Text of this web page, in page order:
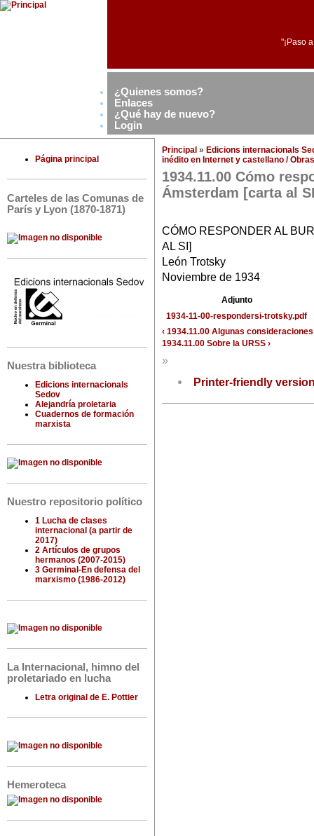
"¡Paso
¿Quienes somos?
Enlaces
¿Qué hay de nuevo?
Login
Página principal
Carteles de las Comunas de
París y Lyon (1870-1871)
Nuestra biblioteca
Edicions internacionals
Sedov
Alejandría proletaria
Cuadernos de formación
marxista
Nuestro repositorio político
1 Lucha de clases
internacional (a partir de
2017)
2 Artículos de grupos
hermanos (2007-2015)
3 Germinal-En defensa del
marxismo (1986-2012)
La Internacional, himno del
proletariado en lucha
Letra original de E. Pottier
Hemeroteca
Principal » Edicions internacionals
inédito en Internet y castellano /
1934.11.00 Cómo
Ámsterdam [carta al
CÓMO RESPONDER AL
AL SI]
León Trotsky
Noviembre de 1934
Adjunto
1934-11-00-respondersi-trotsky.pdf
‹ 1934.11.00 Algunas
1934.11.00 Sobre la URSS ›
»
Printer-friendly